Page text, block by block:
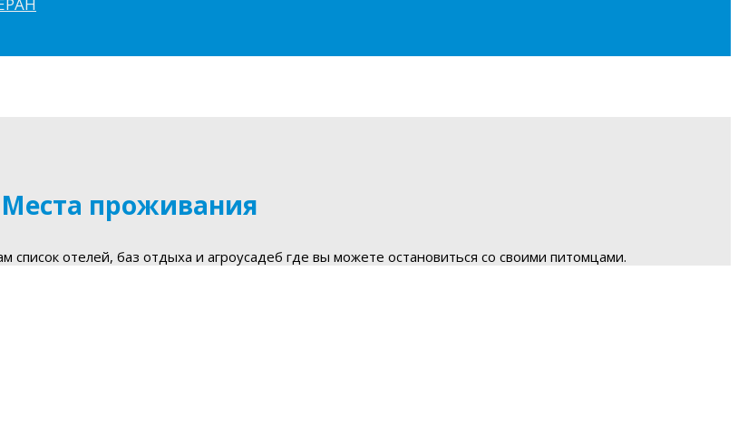
Места проживания
список отелей, баз отдыха и агроусадеб где вы можете остановиться со своими питомцами.